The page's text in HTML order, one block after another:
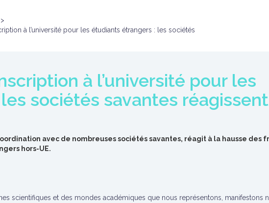
>
à l’université pour les étudiants étrangers : les sociétés
à l’université pour les
sociétés savantes réagissent
avec de nombreuses sociétés savantes, réagit à la hausse des
hors-UE.
scientifiques et des mondes académiques que nous représentons, manifestons